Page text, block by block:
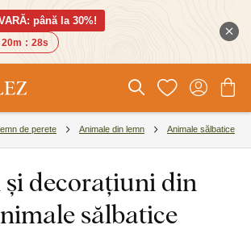
până la 30%!
20m : 28s
de perete Animale din lemn Animale sălbatice
decorațiuni din
sălbatice